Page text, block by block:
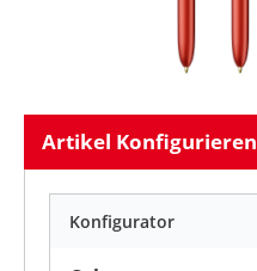
Artikel Konfigurieren
Konfigurator